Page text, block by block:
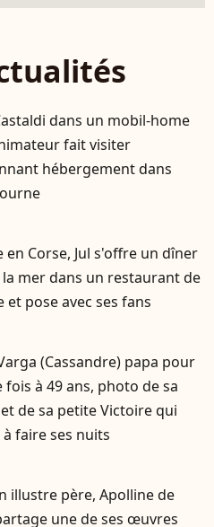
dans un mobil-home
fait visiter
hébergement dans
en Corse, Jul s'offre un dîner
mer dans un restaurant de
et pose avec ses fans
(Cassandre) papa pour
fois à 49 ans, photo de sa
de sa petite Victoire qui
faire ses nuits
illustre père, Apolline de
une de ses œuvres